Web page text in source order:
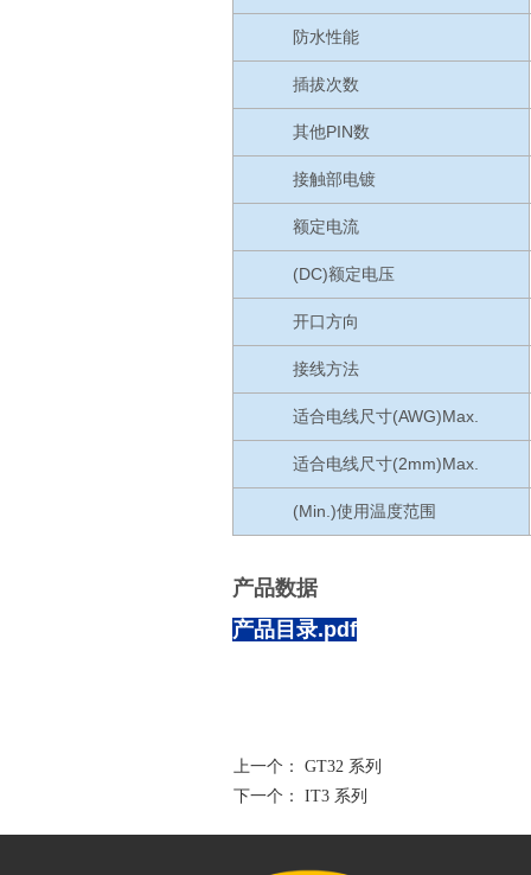
防水性能
插拔次数
其他PIN数
接触部电镀
额定电流
(DC)额定电压
开口方向
接线方法
适合电线尺寸(AWG)Max.
适合电线尺寸(2mm)Max.
(Min.)使用温度范围
产品数据
产品目录.pdf
上一个： GT32 系列
下一个： IT3 系列